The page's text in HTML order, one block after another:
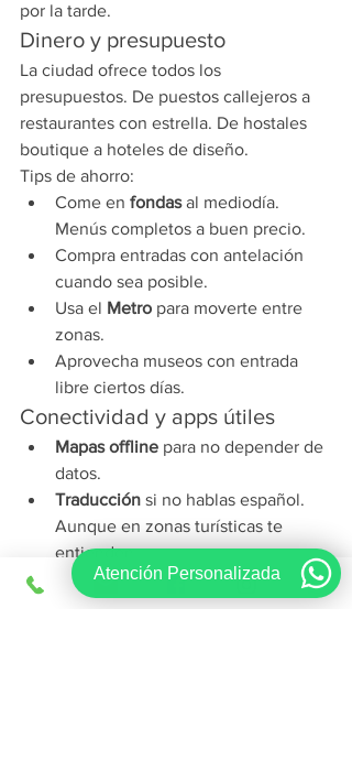
por la tarde.
Dinero y presupuesto
La ciudad ofrece todos los
presupuestos. De puestos callejeros a
restaurantes con estrella. De hostales
boutique a hoteles de diseño.
Tips de ahorro:
Come en fondas al mediodía.
Menús completos a buen precio.
Compra entradas con antelación
cuando sea posible.
Usa el Metro para moverte entre
zonas.
Aprovecha museos con entrada
libre ciertos días.
Conectividad y apps útiles
Mapas offline para no depender de
datos.
Traducción si no hablas español.
Aunque en zonas turísticas te
entienden.
Apps de pago y banco en tu móvil
para emergencias.
Atención Personalizada